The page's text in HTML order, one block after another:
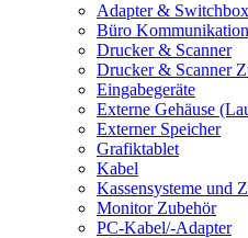
Adapter &
Büro Kommunikation
Drucker & Scanner
Drucker & Scanner
Eingabegeräte
Externe Gehäuse
Externer Speicher
Grafiktablet
Kabel
Kassensysteme und
Monitor Zubehör
PC-Kabel/-Adapter